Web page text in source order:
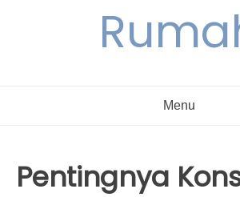
Menu
Pentingnya